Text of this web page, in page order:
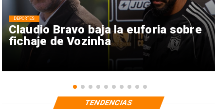
Claudio Bravo baja la euforia sobre
fichaje de Vozinha
DEPORTES
TENDENCIAS